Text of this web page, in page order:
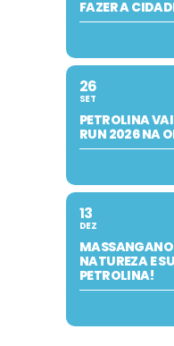
FAZER A
26
SET
PETROLINA
RUN 2026 NA
13
DEZ
MASSANGANO
NATUREZA E
PETROLINA!